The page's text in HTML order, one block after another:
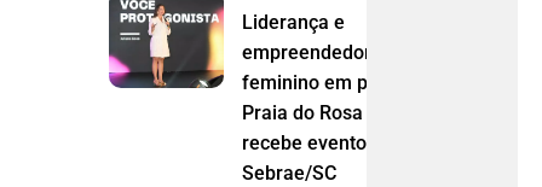
Liderança e
empreendedorismo
feminino em pauta:
Praia do Rosa
recebe evento do
Sebrae/SC